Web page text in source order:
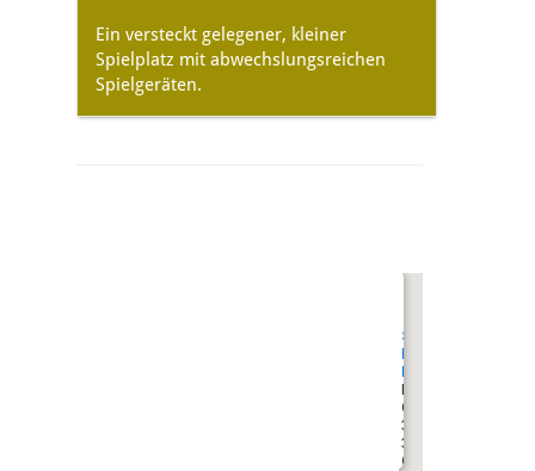
Ein versteckt gelegener, kleiner
Spielplatz mit abwechslungsreichen
Spielgeräten.
Spielplatz
Feuerwehr
Rödgen
Lange
Ortsstraße
32
35394
Gießen